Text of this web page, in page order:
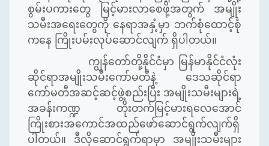
စွမ်းပကားတွေ မြင့်မားလာစေဖို့အတွက် အမျိုး
သမီးအရေးတွေကို နေရာအနှံ့မှာ ဘက်စုံထောင့်စုံ
ကနေ ကြိုးပမ်းလုပ်ဆောင်လျက် ရှိပါတယ်။
ကျွန်တော်တို့နိုင်ငံမှာ မြန်မာနိုင်ငံလုံး
ဆိုင်ရာအမျိုးသမီးကော်မတီနဲ့ ဒေသဆိုင်ရာ
ကော်မတီအဆင့်ဆင့်ဖွဲ့စည်းပြီး အမျိုးသမီးများရဲ့
အခန်းကဏ္ဍ တိုးတက်မြင့်မားရလေအောင်
ကြိုးစားအကောင်အထည်ဖော်ဆောင်ရွက်လျက်ရှိ
ပါတယ်။ ဒီလိုဆောင်ရွက်ရာမှာ အမျိုးသမီးများ